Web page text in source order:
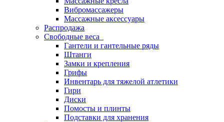
Вибромассажеры
Массажные аксессуары
Распродажа
Свободные веса
Гантели и гантельные ряды
Штанги
Замки и крепления
Грифы
Инвентарь для тяжелой атлетики
Гири
Диски
Помосты и плинты
Подставки для хранения